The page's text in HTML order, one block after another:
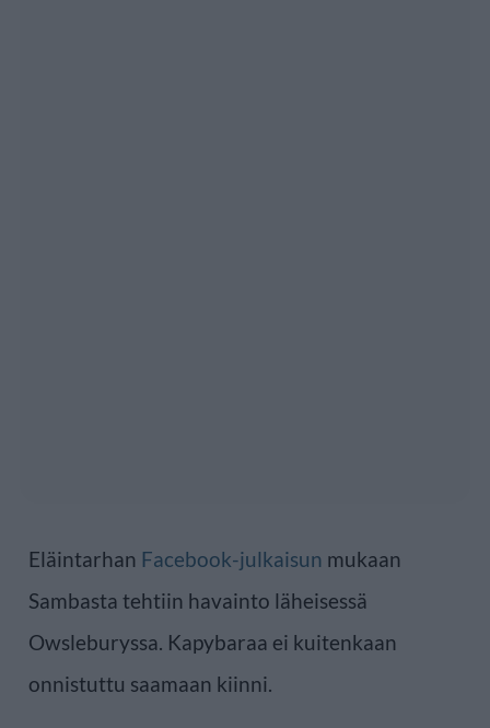
Eläintarhan Facebook-julkaisun mukaan
Sambasta tehtiin havainto läheisessä
Owsleburyssa. Kapybaraa ei kuitenkaan
onnistuttu saamaan kiinni.